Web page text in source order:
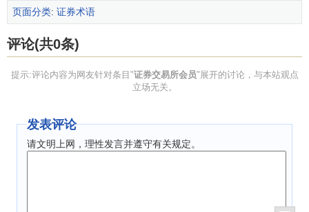
页面分类: 证券术语
评论(共0条)
提示:评论内容为网友针对条目"证券交易所会员"展开的讨论，与本站观点
立场无关。
发表评论
请文明上网，理性发言并遵守有关规定。